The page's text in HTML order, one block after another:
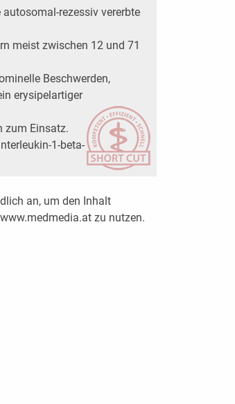
rezessiv vererbte
meist zwischen 12 und 71
Beschwerden,
erysipelartiger
zum Einsatz.
1-beta-
an, um den Inhalt
zu nutzen.